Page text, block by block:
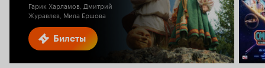
Билеты
Гарик Харламов, Дмитрий
Журавлев, Мила Ершова